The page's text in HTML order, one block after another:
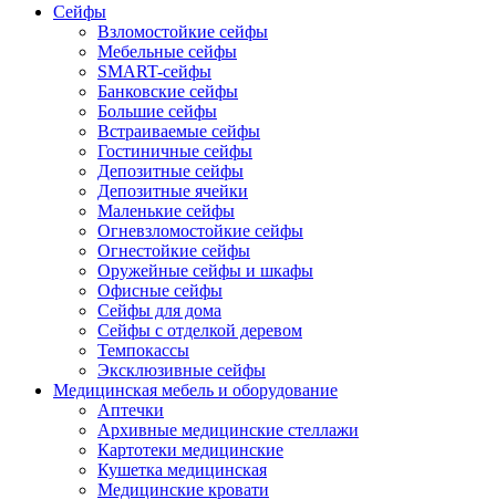
Сейфы
Взломостойкие сейфы
Мебельные сейфы
SMART-сейфы
Банковские сейфы
Большие сейфы
Встраиваемые сейфы
Гостиничные сейфы
Депозитные сейфы
Депозитные ячейки
Маленькие сейфы
Огневзломостойкие сейфы
Огнестойкие сейфы
Оружейные сейфы и шкафы
Офисные сейфы
Сейфы для дома
Сейфы с отделкой деревом
Темпокассы
Эксклюзивные сейфы
Медицинская мебель и оборудование
Аптечки
Архивные медицинские стеллажи
Картотеки медицинские
Кушетка медицинская
Медицинские кровати